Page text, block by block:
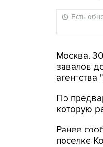
Есть
Москва.
завалов
По
которую
Ранее
поселке